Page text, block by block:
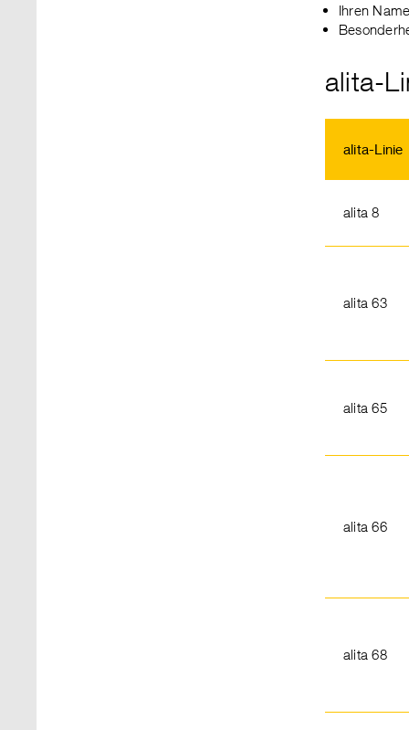
Ihren
alita-
alita-Linie
alita 8
alita 63
alita 65
alita 66
alita 68